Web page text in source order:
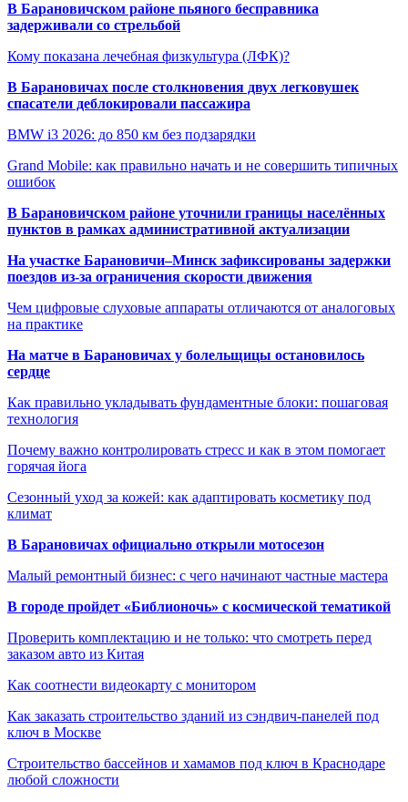
В Барановичском районе пьяного бесправника
задерживали со стрельбой
Кому показана лечебная физкультура (ЛФК)?
В Барановичах после столкновения двух легковушек
спасатели деблокировали пассажира
BMW i3 2026: до 850 км без подзарядки
Grand Mobile: как правильно начать и не совершить типичных
ошибок
В Барановичском районе уточнили границы населённых
пунктов в рамках административной актуализации
На участке Барановичи–Минск зафиксированы задержки
поездов из-за ограничения скорости движения
Чем цифровые слуховые аппараты отличаются от аналоговых
на практике
На матче в Барановичах у болельщицы остановилось
сердце
Как правильно укладывать фундаментные блоки: пошаговая
технология
Почему важно контролировать стресс и как в этом помогает
горячая йога
Сезонный уход за кожей: как адаптировать косметику под
климат
В Барановичах официально открыли мотосезон
Малый ремонтный бизнес: с чего начинают частные мастера
В городе пройдет «Библионочь» с космической тематикой
Проверить комплектацию и не только: что смотреть перед
заказом авто из Китая
Как соотнести видеокарту с монитором
Как заказать строительство зданий из сэндвич-панелей под
ключ в Москве
Строительство бассейнов и хамамов под ключ в Краснодаре
любой сложности